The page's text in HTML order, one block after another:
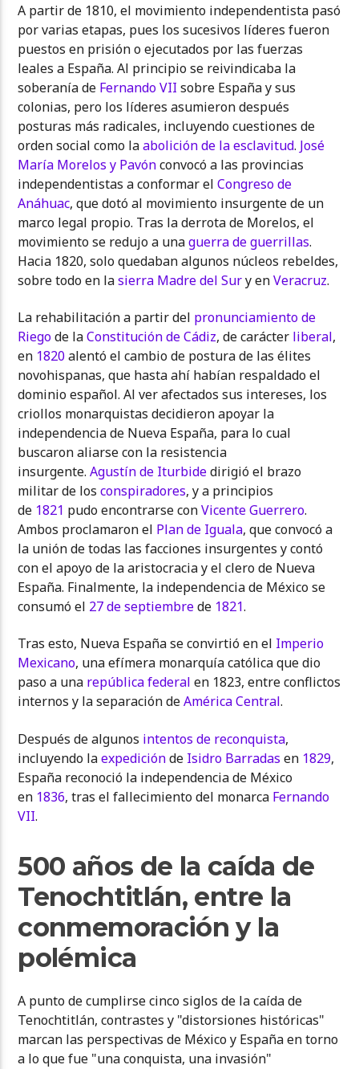
A partir de 1810, el movimiento independentista pasó
por varias etapas, pues los sucesivos líderes fueron
puestos en prisión o ejecutados por las fuerzas
leales a España. Al principio se reivindicaba la
soberanía de Fernando VII sobre España y sus
colonias, pero los líderes asumieron después
posturas más radicales, incluyendo cuestiones de
orden social como laabolición de la esclavitud. José
María Morelos y Pavónconvocó a las provincias
independentistas a conformar elCongreso de
Anáhuac, que dotó al movimiento insurgente de un
marco legal propio. Tras la derrota de Morelos, el
movimiento se redujo a unaguerra de guerrillas.
Hacia 1820, solo quedaban algunos núcleos rebeldes,
sobre todo en lasierra Madre del Sury enVeracruz.
La rehabilitación a partir del pronunciamiento de
Riegode laConstitución de Cádiz, de carácter liberal,
en 1820alentó el cambio de postura de las élites
novohispanas, que hasta ahí habían respaldado el
dominio español. Al ver afectados sus intereses, los
criollos monarquistas decidieron apoyar la
independencia de Nueva España, para lo cual
buscaron aliarse con la resistencia
insurgente.Agustín de Iturbidedirigió el brazo
militar de losconspiradores, y a principios
de 1821 pudo encontrarse conVicente Guerrero.
Ambos proclamaron el Plan de Iguala, que convocó a
la unión de todas las facciones insurgentes y contó
con el apoyo de la aristocracia y el clero de Nueva
España. Finalmente, la independencia de México se
consumó el 27 de septiembrede 1821.
Tras esto, Nueva España se convirtió en el Imperio
Mexicano, una efímera monarquía católica que dio
paso a una república federal en 1823, entre conflictos
internos y la separación deAmérica Central.
Después de algunos intentos de reconquista,
incluyendo laexpediciónde Isidro Barradas en 1829,
España reconoció la independencia de México
en 1836, tras el fallecimiento del monarca Fernando
VII.
500 años de la caída de
Tenochtitlán, entre la
conmemoración y la
polémica
A punto de cumplirse cinco siglos de la caída de
Tenochtitlán, contrastes y "distorsiones históricas"
marcan las perspectivas de México y España en torno
a lo que fue "una conquista, una invasión"